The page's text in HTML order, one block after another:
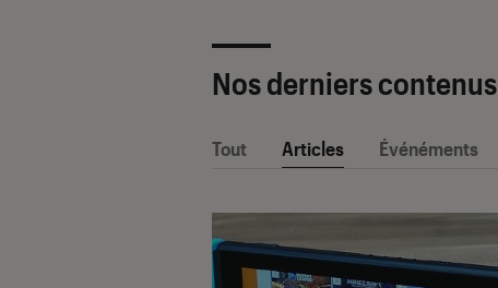
Nos derniers contenus
Tout Articles Événéments